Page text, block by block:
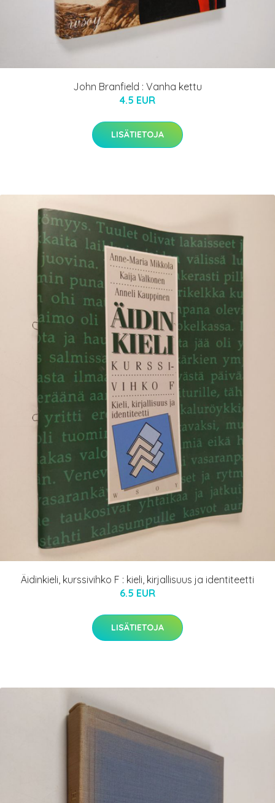
John Branfield : Vanha kettu
4.5 EUR
LISÄTIETOJA
Äidinkieli, kurssivihko F : kieli, kirjallisuus ja identiteetti
6.5 EUR
LISÄTIETOJA